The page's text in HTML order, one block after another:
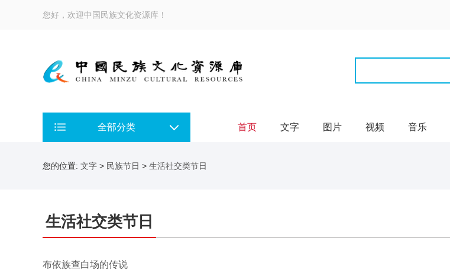
您好，欢迎中国民族文化资源库！
全部分类 首页 文字 图片 视频 音乐
您的位置: 文字 > 民族节日 > 生活社交类节日
生活社交类节日
布依族查白场的传说